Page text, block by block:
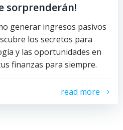
sorprenderán!
generar ingresos pasivos
los secretos para
y las oportunidades en
finanzas para siempre.
read more